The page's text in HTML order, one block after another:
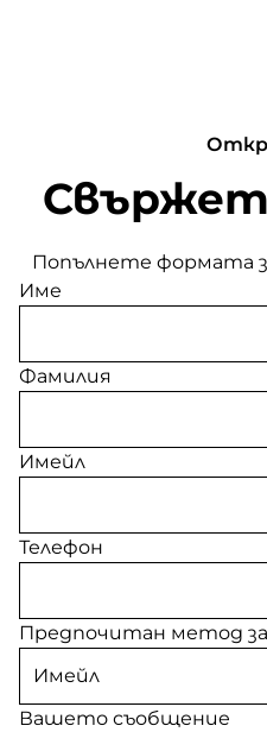
Попълнете формата
Име
Фамилия
Имейл
Телефон
Предпочитан метод
Вашето съобщение